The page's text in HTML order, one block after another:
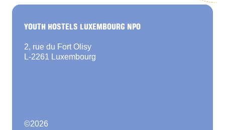
YOUTH HOSTELS LUXEMBOURG NPO
2, rue du Fort Olisy
L-2261 Luxembourg
©2026